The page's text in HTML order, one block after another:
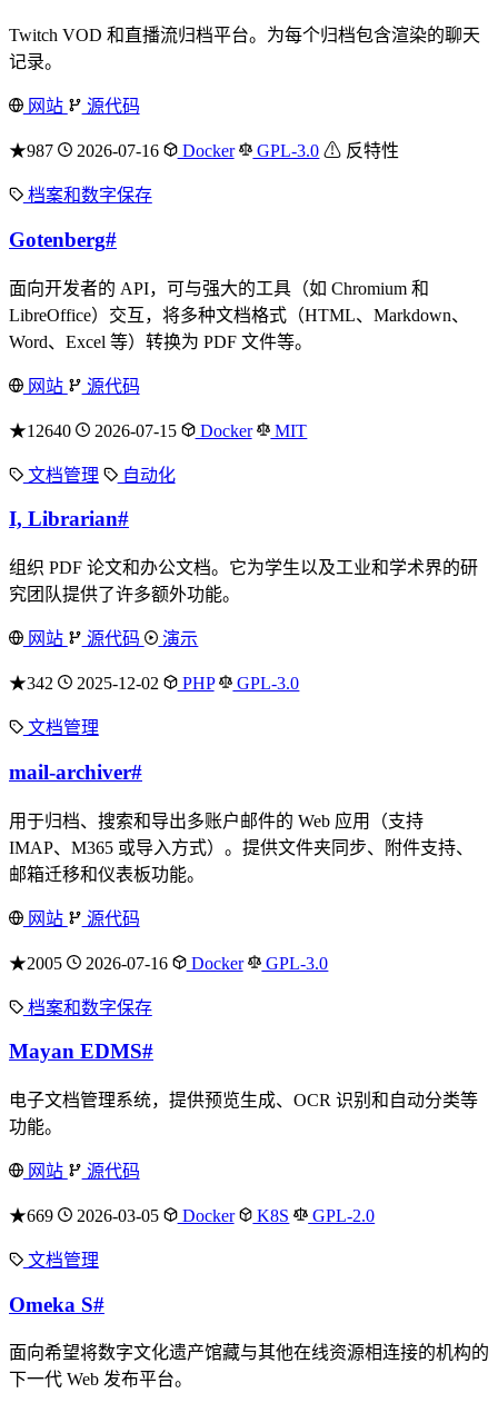
Twitch VOD 和直播流归档平台。为每个归档包含渲染的聊天
记录。
网站 源代码
★987 2026-07-16 Docker GPL-3.0 ⚠ 反特性
档案和数字保存
Gotenberg#
面向开发者的 API，可与强大的工具（如 Chromium 和
LibreOffice）交互，将多种文档格式（HTML、Markdown、
Word、Excel 等）转换为 PDF 文件等。
网站 源代码
★12640 2026-07-15 Docker MIT
文档管理 自动化
I, Librarian#
组织 PDF 论文和办公文档。它为学生以及工业和学术界的研
究团队提供了许多额外功能。
网站 源代码 演示
★342 2025-12-02 PHP GPL-3.0
文档管理
mail-archiver#
用于归档、搜索和导出多账户邮件的 Web 应用（支持
IMAP、M365 或导入方式）。提供文件夹同步、附件支持、
邮箱迁移和仪表板功能。
网站 源代码
★2005 2026-07-16 Docker GPL-3.0
档案和数字保存
Mayan EDMS#
电子文档管理系统，提供预览生成、OCR 识别和自动分类等
功能。
网站 源代码
★669 2026-03-05 Docker K8S GPL-2.0
文档管理
Omeka S#
面向希望将数字文化遗产馆藏与其他在线资源相连接的机构的
下一代 Web 发布平台。